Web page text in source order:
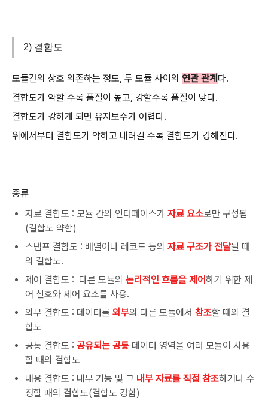
2) 결합도
모듈간의 상호 의존하는 정도, 두 모듈 사이의 연관 관계 다.
결합도가 약할 수록 품질이 높고, 강할수록 품질이 낮다.
결합도가 강하게 되면 유지보수가 어렵다.
위에서부터 결합도가 약하고 내려갈 수록 결합도가 강해진다.
종류
자료 결합도 : 모듈 간의 인터페이스가 자료 요소로만 구성됨
(결합도 약함)
스탬프 결합도 : 배열이나 레코드 등의 자료 구조가 전달될 때
의 결합도.
제어 결합도 : 다른 모듈의 논리적인 흐름을 제어하기 위한 제
어 신호와 제어 요소를 사용.
외부 결합도 : 데이터를 외부의 다른 모듈에서 참조할 때의 결
합도
공통 결합도 : 공유되는 공통 데이터 영역을 여러 모듈이 사용
할 때의 결합도
내용 결합도 : 내부 기능 및 그 내부 자료를 직접 참조하거나 수
정할 때의 결합도(결합도 강함)